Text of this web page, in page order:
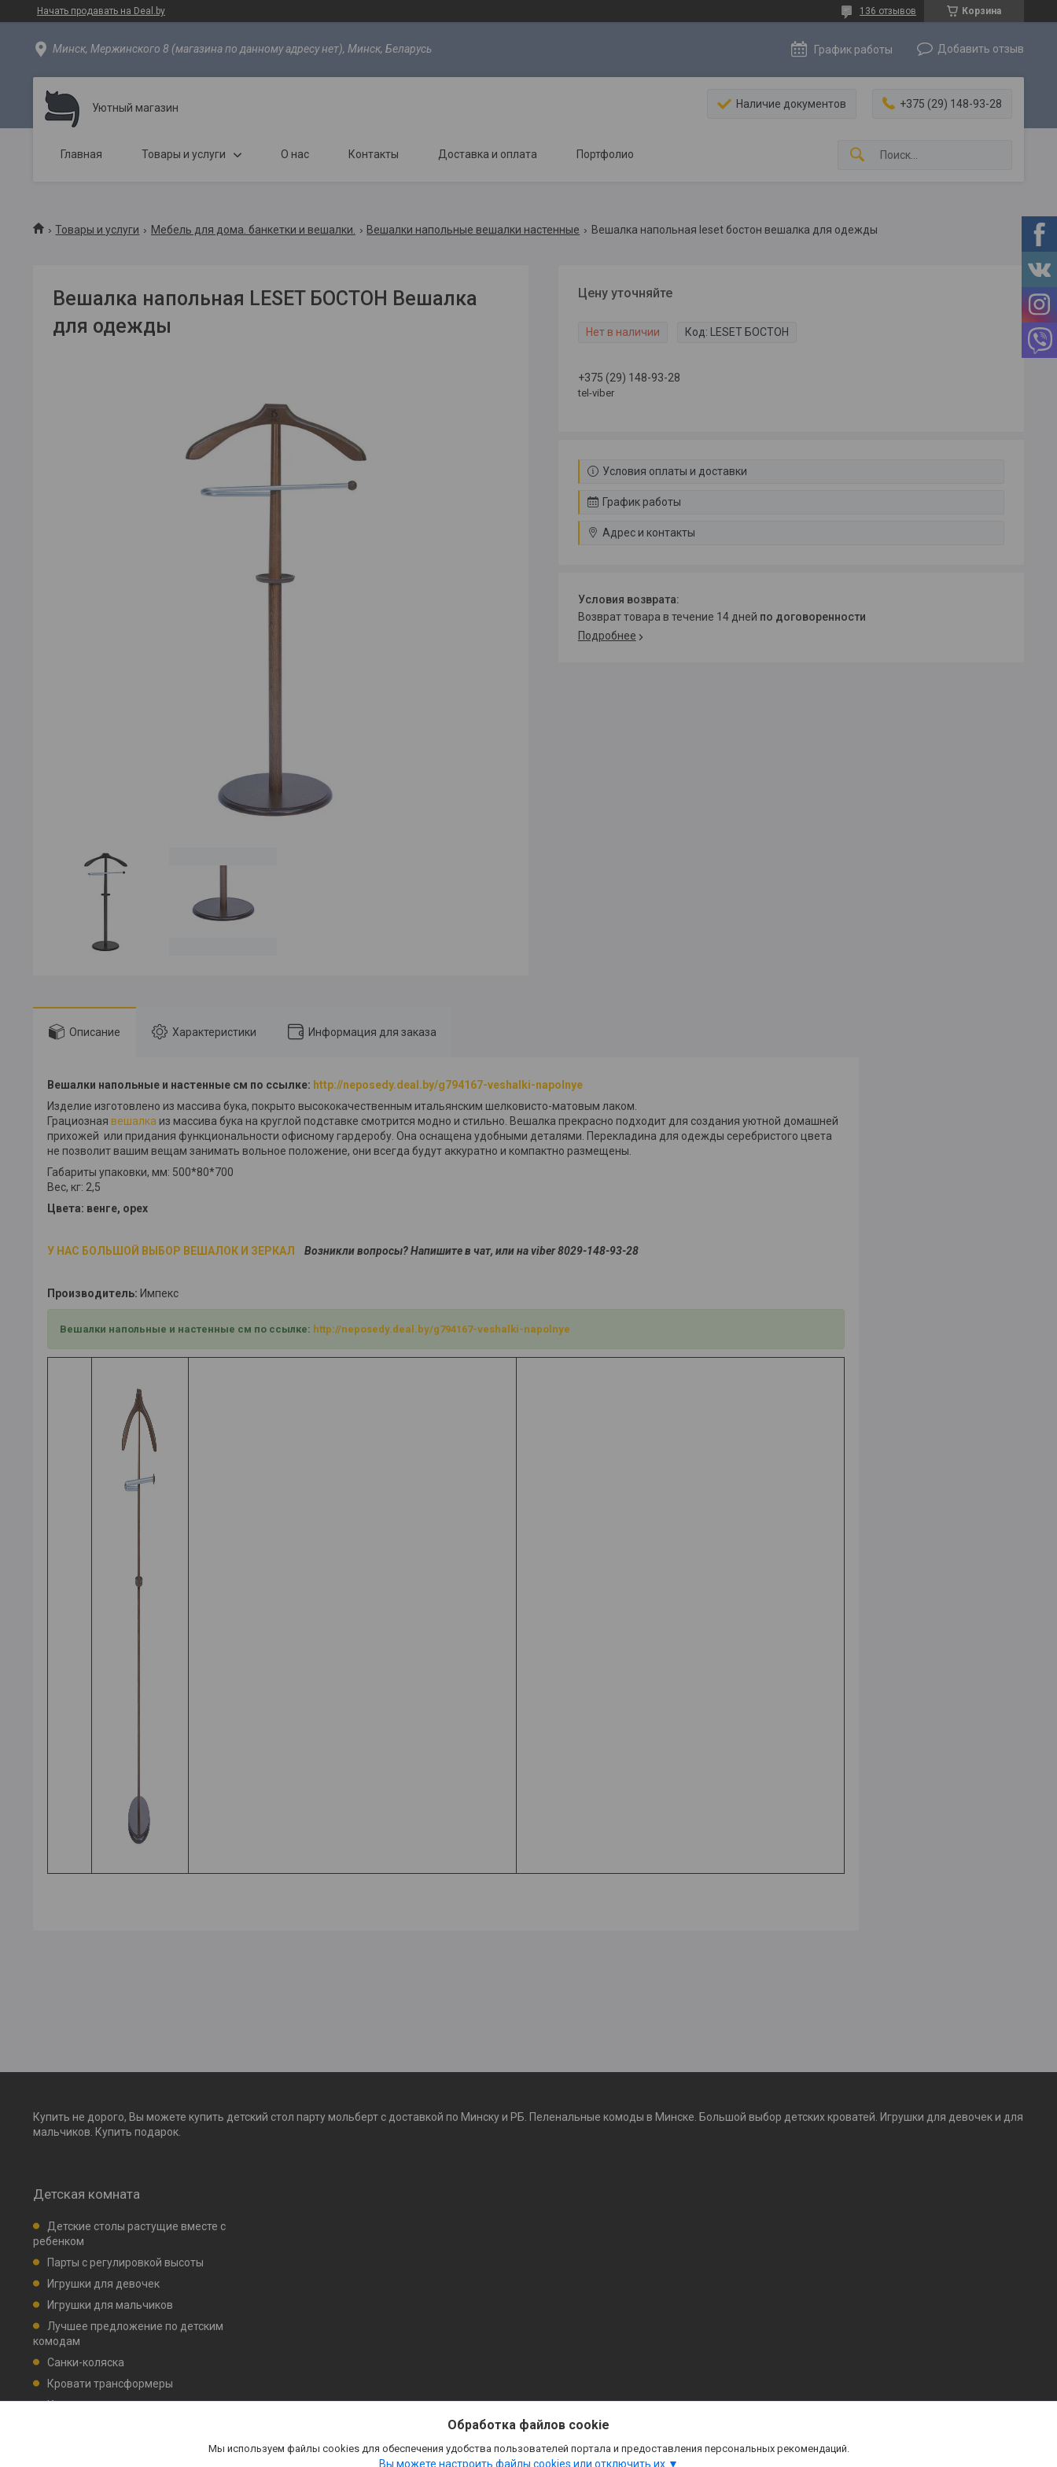
Начать продавать на Deal.by Корзина
136 отзывов
Минск, Мержинского 8 (магазина по данному адресу нет), Минск, Беларусь График работы Добавить отзыв
Уютный магазин Наличие документов +375 (29) 148-93-28
Главная Товары и услуги О нас Контакты Доставка и оплата Портфолио
Товары и услуги Мебель для дома. банкетки и вешалки. Вешалки напольные вешалки настенные Вешалка напольная leset бостон вешалка для одежды
Вешалка напольная LESET БОСТОН Вешалка
для одежды
Цену уточняйте
Нет в наличии Код: LESET БОСТОН
+375 (29) 148-93-28
tel-viber
Условия оплаты и доставки
График работы
Адрес и контакты
возврат товара в течение 14 дней по договоренности
Подробнее
Описание Характеристики Информация для заказа
Вешалки напольные и настенные см по ссылке: http://neposedy.deal.by/g794167-veshalki-napolnye
Изделие изготовлено из массива бука, покрыто высококачественным итальянским шелковисто-матовым лаком.
Грациозная вешалка из массива бука на круглой подставке смотрится модно и стильно. Вешалка прекрасно подходит для создания уютной домашней
прихожей или придания функциональности офисному гардеробу. Она оснащена удобными деталями. Перекладина для одежды серебристого цвета
не позволит вашим вещам занимать вольное положение, они всегда будут аккуратно и компактно размещены.
Габариты упаковки, мм: 500*80*700
Вес, кг: 2,5
Цвета: венге, орех
У НАС БОЛЬШОЙ ВЫБОР ВЕШАЛОК И ЗЕРКАЛ Возникли вопросы? Напишите в чат, или на viber 8029-148-93-28
Производитель: Импекс
Вешалки напольные и настенные см по ссылке: http://neposedy.deal.by/g794167-veshalki-napolnye
Купить не дорого, Вы можете купить детский стол парту мольберт с доставкой по Минску и РБ. Пеленальные комоды в Минске. Большой выбор детских кроватей. Игрушки для девочек и для
мальчиков. Купить подарок.
Детская комната
Детские столы растущие вместе с
ребенком
Парты с регулировкой высоты
Игрушки для девочек
Игрушки для мальчиков
Лучшее предложение по детским
комодам
Санки-коляска
Кровати трансформеры
Кровати детские маятник, ящик для
Обработка файлов cookie
Мы используем файлы cookies для обеспечения удобства пользователей портала и предоставления персональных рекомендаций.
Вы можете настроить файлы cookies или отключить их.